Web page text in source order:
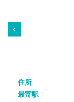
住所
最寄駅